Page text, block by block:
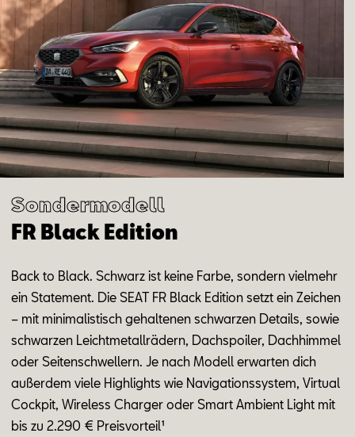
Über uns
Aktionen
Sondermodell
FR Black Edition
Backto Black. Schwarz ist kei­ne Far­be, son­dern viel­mehr
ein State­ment. Die SEAT FR Black Edition setzt ein Zeichen
– mit min­i­ma­lis­tisch ge­hal­te­nenschwarzen Details, sowie
schwarzen Leichtmetallrädern, Dachspoiler, Dachhimmel
oder Seitenschwellern. Je nach Modell erwarten dich
außerdemvie­le Highlights wie Navigationssystem, Virtual
Cockpit, Wireless Charger oder Smart Ambient Light mit
bis zu 2.290 € Preis­vor­teil¹